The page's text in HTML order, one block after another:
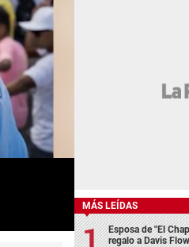
MÁS LEÍDAS
Esposa de "El
regalo a Davis